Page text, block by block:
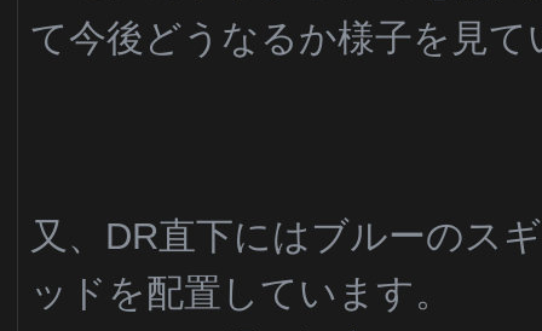
て今後どうなるか様子を見
又、DR直下にはブルーのス
ッドを配置しています。